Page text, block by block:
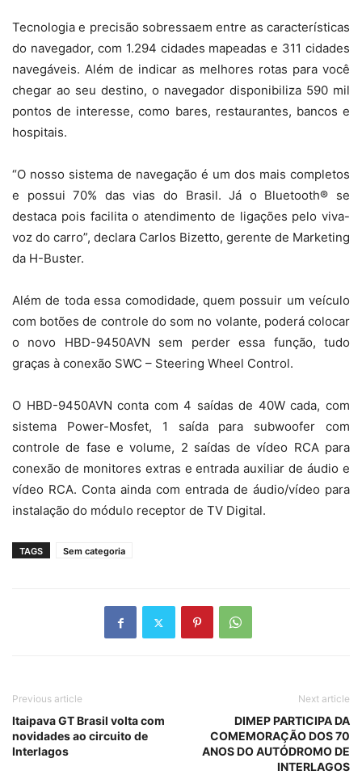
Tecnologia e precisão sobressaem entre as características
do navegador, com 1.294 cidades mapeadas e 311 cidades
navegáveis. Além de indicar as melhores rotas para você
chegar ao seu destino, o navegador disponibiliza 590 mil
pontos de interesse, como bares, restaurantes, bancos e
hospitais.
“O nosso sistema de navegação é um dos mais completos
e possui 70% das vias do Brasil. Já o Bluetooth® se
destaca pois facilita o atendimento de ligações pelo viva-
voz do carro”, declara Carlos Bizetto, gerente de Marketing
da H-Buster.
Além de toda essa comodidade, quem possuir um veículo
com botões de controle do som no volante, poderá colocar
o novo HBD-9450AVN sem perder essa função, tudo
graças à conexão SWC – Steering Wheel Control.
O HBD-9450AVN conta com 4 saídas de 40W cada, com
sistema Power-Mosfet, 1 saída para subwoofer com
controle de fase e volume, 2 saídas de vídeo RCA para
conexão de monitores extras e entrada auxiliar de áudio e
vídeo RCA. Conta ainda com entrada de áudio/vídeo para
instalação do módulo receptor de TV Digital.
TAGS Sem categoria
Previous article
Itaipava GT Brasil volta com
novidades ao circuito de
Interlagos
Next article
DIMEP PARTICIPA DA
COMEMORAÇÃO DOS 70
ANOS DO AUTÓDROMO DE
INTERLAGOS